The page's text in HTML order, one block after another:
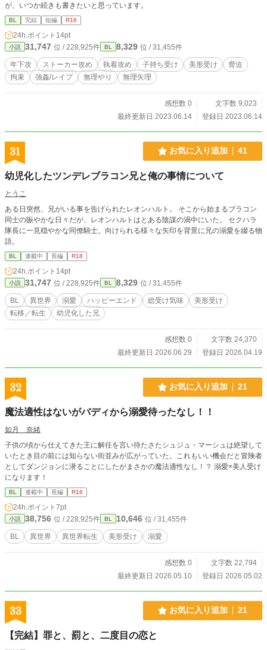
が、いつか続きも書きたいと思っています。
BL 完結 短編 R18
24h.ポイント 14pt
小説 31,747 位 / 228,925件 BL 8,329 位 / 31,455件
年下攻 ストーカー攻め 執着攻め 子持ち受け 美形受け
脅迫
拘束
強姦/レイプ 無理やり 無理矢理
感想数 0
文字数 9,023
最終更新日 2023.06.14
登録日 2023.06.14
31 お気に入り追加 41
幼児化したツンデレブラコン兄と俺の事情について
とうこ
ある日突然、兄がいる事を告げられたレオンハルト。 そこから始まるブラコン
同士の賑やかな日々だが、レオンハルトはとある陰謀の渦中にいた。 セクハラ
隊長に一見穏やかな同僚騎士。向けられる様々な矢印を背景に兄の溺愛を綴る物
語。
BL 連載中 長編 R18
24h.ポイント 14pt
小説 31,747 位 / 228,925件 BL 8,329 位 / 31,455件
BL 異世界 溺愛 ハッピーエンド 総受け気味
美形受け
転移／転生
幼児化した兄
感想数 0
文字数 24,370
最終更新日 2026.06.29
登録日 2026.04.19
32 お気に入り追加 21
魔法適性はないがバディから溺愛待ったなし！！
如月 奈緒
子供の頃から仕えてきた王に解任を言い待たさたシュジュ・マーシュは絶望して
いたとき目の前には知らない街並みが広がっていた。これもいい機会だと冒険者
としてダンジョンに潜ることにしたがまさかの魔法適性なし！？ 溺愛×美人受け
になります！
BL 連載中 長編 R18
24h.ポイント 7pt
小説 38,756 位 / 228,925件 BL 10,646 位 / 31,455件
BL 異世界 異世界転生 美形受け 溺愛
感想数 0
文字数 22,794
最終更新日 2026.05.10
登録日 2026.05.02
33 お気に入り追加 21
【完結】罪と、罰と、二度目の恋と